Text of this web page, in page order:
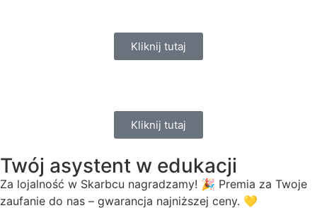
Kliknij tutaj
Kliknij tutaj
Twój asystent w edukacji
Za lojalność w Skarbcu nagradzamy! 🎉 Premia za Twoje
zaufanie do nas – gwarancja najniższej ceny. 💛